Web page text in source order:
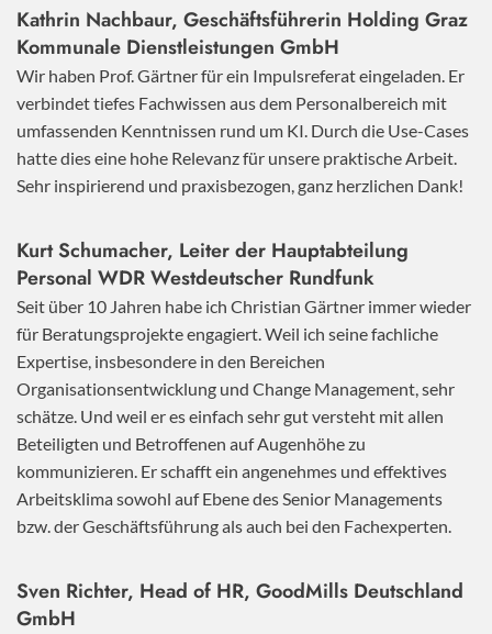
Kathrin Nachbaur, Geschäftsführerin Holding Graz
Kommunale Dienstleistungen GmbH
Wir haben Prof. Gärtner für ein Impulsreferat eingeladen. Er
verbindet tiefes Fachwissen aus dem Personalbereich mit
umfassenden Kenntnissen rund um KI. Durch die Use-Cases
hatte dies eine hohe Relevanz für unsere praktische Arbeit.
Sehr inspirierend und praxisbezogen, ganz herzlichen Dank!
Kurt Schumacher, Leiter der Hauptabteilung
Personal WDR Westdeutscher Rundfunk
Seit über 10 Jahren habe ich Christian Gärtner immer wieder
für Beratungsprojekte engagiert. Weil ich seine fachliche
Expertise, insbesondere in den Bereichen
Organisationsentwicklung und Change Management, sehr
schätze. Und weil er es einfach sehr gut versteht mit allen
Beteiligten und Betroffenen auf Augenhöhe zu
kommunizieren. Er schafft ein angenehmes und effektives
Arbeitsklima sowohl auf Ebene des Senior Managements
bzw. der Geschäftsführung als auch bei den Fachexperten.
Sven Richter, Head of HR, GoodMills Deutschland
GmbH